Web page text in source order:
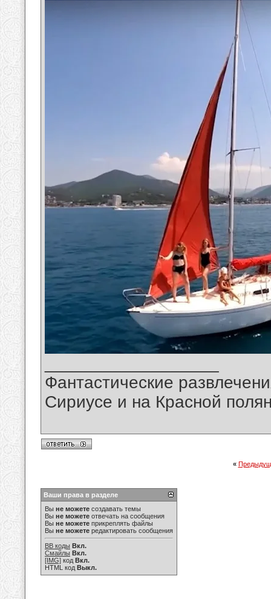
Фантастические
Сириусе и на Красной
«
Ваши права в разделе
Вы не можете создавать темы
Вы не можете отвечать на сообщения
Вы не можете прикреплять файлы
Вы не можете редактировать сообщения
BB коды Вкл.
Смайлы Вкл.
[IMG] код Вкл.
HTML код Выкл.